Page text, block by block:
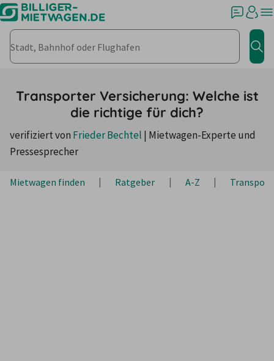
Stadt, Bahnhof oder Flughafen
Transporter Versicherung: Welche ist
die richtige für dich?
verifiziert von Frieder Bechtel | Mietwagen-Experte und
Pressesprecher
Mietwagen finden Ratgeber A-Z